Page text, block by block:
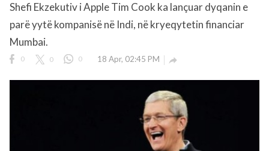
Shefi Ekzekutiv i Apple Tim Cook ka lançuar dyqanin e
parë yytë kompanisë në Indi, në kryeqytetin financiar
Mumbai.
0 0 0 18 Apr, 02:45 PM 